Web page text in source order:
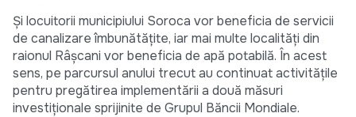
Și locuitorii municipiului Soroca vor beneficia de servicii
de canalizare îmbunătățite, iar mai multe localități din
raionul Râșcani vor beneficia de apă potabilă. În acest
sens, pe parcursul anului trecut au continuat activitățile
pentru pregătirea implementării a două măsuri
investiționale sprijinite de Grupul Băncii Mondiale.